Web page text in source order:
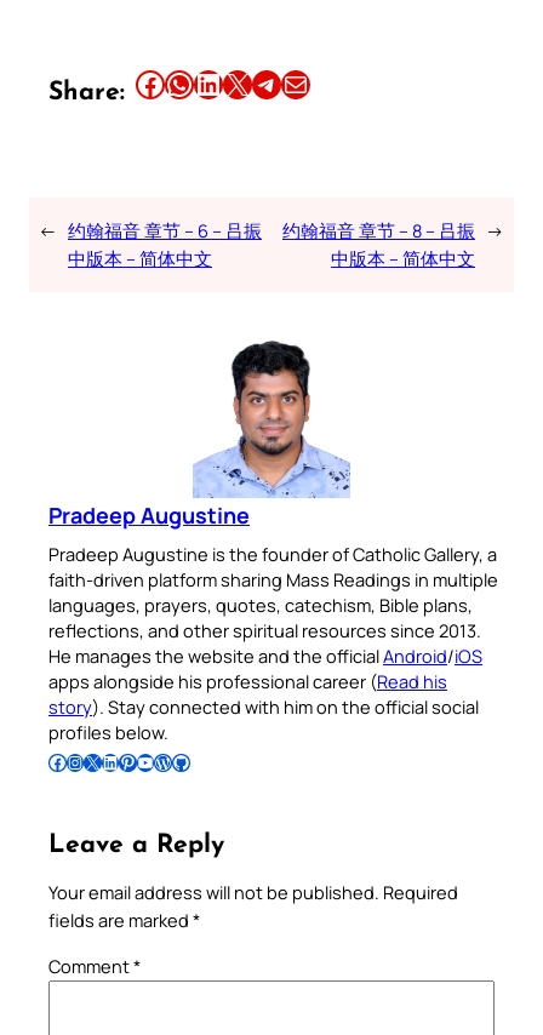
Share: Share this article on Facebook Share this article on WhatsApp Share this article on LinkedIn Share this article on X Share this article on TelegramEmail this Article
← 约翰福音 章节 – 6 – 吕振
中版本 – 简体中文
约翰福音 章节 – 8 – 吕振
中版本 – 简体中文
→
Pradeep Augustine
Pradeep Augustine is the founder of Catholic Gallery, a
faith-driven platform sharing Mass Readings in multiple
languages, prayers, quotes, catechism, Bible plans,
reflections, and other spiritual resources since 2013.
He manages the website and the officialAndroid/iOS
apps alongside his professional career (Read his
story). Stay connected with him on the official social
profiles below.
Follow Pradeep on Facebook Follow Pradeep on InstagramFollow Pradeep on X Follow Pradeep on LinkedIn Follow Pradeep on Pinterest Subscribe to Pradeep’s Youtube Channel Follow Pradeep on WordPress Follow Pradeep on GitHub
Leave a Reply
Your email address will not be published. Required
fields are marked *
Comment*